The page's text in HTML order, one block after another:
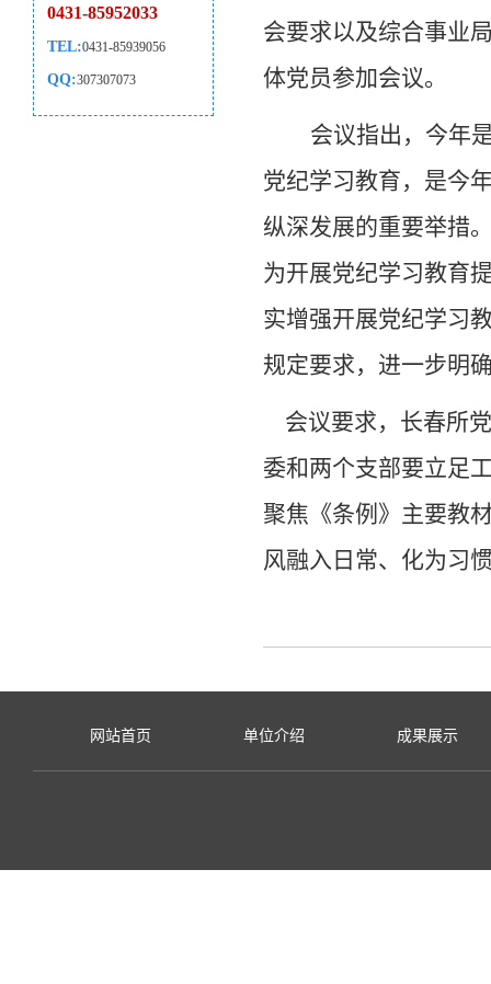
0431-85952033
TEL:0431-85939056
QQ:307307073
会要求以及综合事业
体党员参加会议。
会议指出，今年
党纪学习教育，是今
纵深发展的重要举措
为开展党纪学习教育
实增强开展党纪学习
规定要求，进一步明
会议要求，长春所
委和两个支部要立足
聚焦《条例》主要教
风融入日常、化为习
网站首页 单位介绍 成果展示